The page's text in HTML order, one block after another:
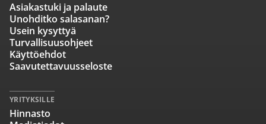
Asiakastuki ja palaute
Unohditko salasanan?
Usein kysyttyä
Turvallisuusohjeet
Käyttöehdot
Saavutettavuusseloste
YRITYKSILLE
Hinnasto